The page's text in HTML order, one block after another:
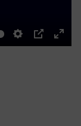
Settings
PIP
Enter